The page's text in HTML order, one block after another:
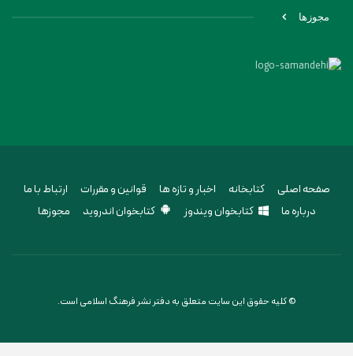
مجوزها
صفحه اصلی کتابخانه اخبار و تازه ها قوانین و مقررات
ارتباط با ما
درباره ما
کتابخوان ویندوز کتابخوان اندروید مجوزها
© کلیه حقوق این سایت متعلق به دفتر نشر فرهنگ اسلامی است.